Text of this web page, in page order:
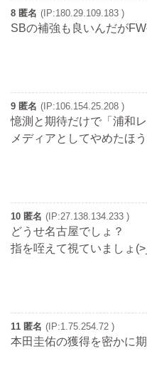
8 匿名 (IP:180.29.109.183 )
SBの補強も良いんだが
9 匿名 (IP:106.154.25.208 )
憶測と期待だけで「浦和
メディアとしてやめたほ
10 匿名 (IP:27.138.134.233 )
どうせ名古屋でしょ？
指を咥えて視ていましょ(>_
11 匿名 (IP:1.75.254.72 )
本田圭佑の獲得を密かに期